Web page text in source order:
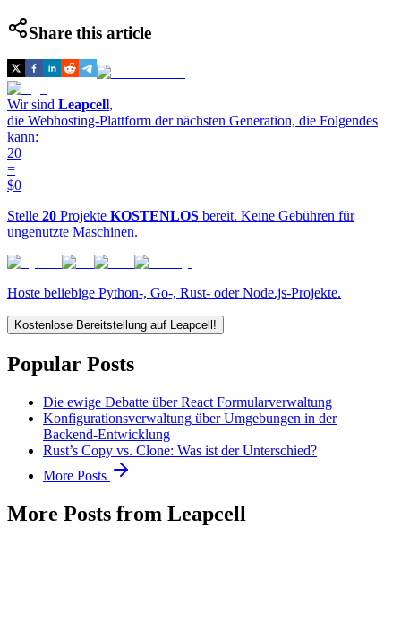
Share this article
Wir sind Leapcell,
die Webhosting-Plattform der nächsten Generation, die Folgendes
kann:
20
=
$0
Stelle 20 Projekte KOSTENLOS bereit. Keine Gebühren für
ungenutzte Maschinen.
Hoste beliebige Python-, Go-, Rust- oder Node.js-Projekte.
Kostenlose Bereitstellung auf Leapcell!
Popular Posts
Die ewige Debatte über React Formularverwaltung
Konfigurationsverwaltung über Umgebungen in der
Backend-Entwicklung
Rust’s Copy vs. Clone: Was ist der Unterschied?
More Posts
More Posts from Leapcell